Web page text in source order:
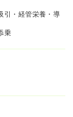
引・経管栄養・導
乗